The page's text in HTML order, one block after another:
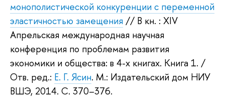
монополистической конкуренции с переменной
эластичностью замещения // В кн. : XIV
Апрельская международная научная
конференция по проблемам развития
экономики и общества: в 4-х книгах. Книга 1. /
Отв. ред.: Е. Г. Ясин. М.: Издательский дом НИУ
ВШЭ, 2014. С. 370–376.